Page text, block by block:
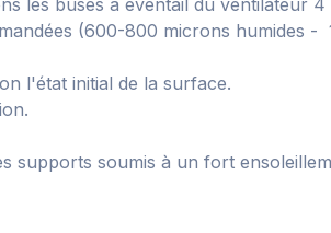
les buses à éventail du ventilateur 4
(600-800 microns humides -
l'état initial de la surface.
supports soumis à un fort